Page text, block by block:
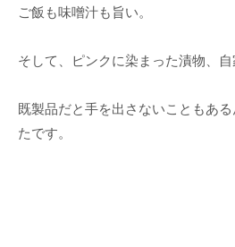
ご飯も味噌汁も旨い。
そして、ピンクに染まった漬物、
既製品だと手を出さないこともあ
たです。